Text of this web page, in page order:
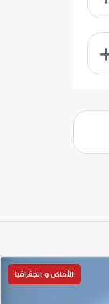
الأماكن و الجغرافيا